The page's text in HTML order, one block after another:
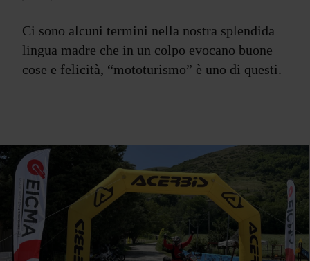
Ci sono alcuni termini nella nostra splendida
lingua madre che in un colpo evocano buone
cose e felicità, “mototurismo” è uno di questi.